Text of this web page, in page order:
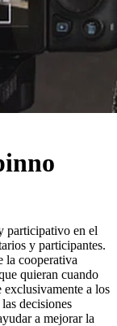
participativo en el
y participantes.
la cooperativa
quieran cuando
exclusivamente a los
decisiones
a mejorar la